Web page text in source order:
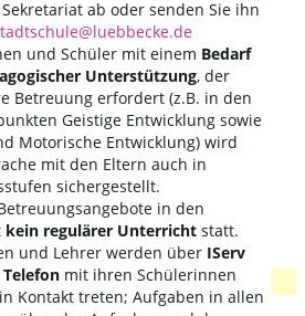
ab oder senden Sie ihn
und Schüler mit einem Bedarf
Unterstützung, der
Betreuung erfordert (z.B. in den
Geistige Entwicklung sowie
Motorische Entwicklung) wird
mit den Eltern auch in
sichergestellt.
in den
kein regulärer Unterricht statt.
und Lehrer werden über IServ
Telefonmit ihren Schülerinnen
Kontakt treten; Aufgaben in allen